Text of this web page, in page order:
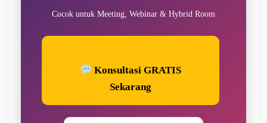
Cocok untuk Meeting, Webinar & Hybrid Room
Konsultasi GRATIS
Sekarang